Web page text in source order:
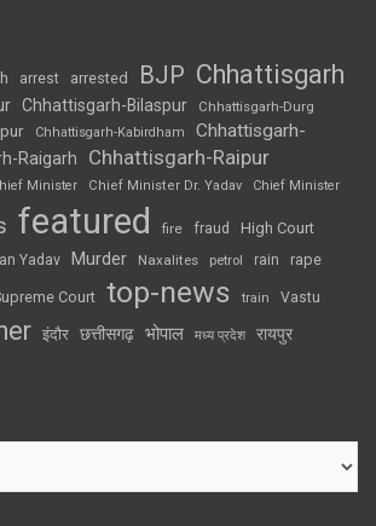
arrest arrested BJP Chhattisgarh
Chhattisgarh-Bilaspur Chhattisgarh-Durg
Chhattisgarh-Kabirdham
Chhattisgarh-
Raigarh Chhattisgarh-Raipur
Minister Chief Minister Dr. Yadav Chief Minister
featured fire fraud High Court
Yadav Murder Naxalites petrol rain rape
Court top-news train Vastu
इंदौर छत्तीसगढ़ भोपाल मध्य प्रदेश रायपुर